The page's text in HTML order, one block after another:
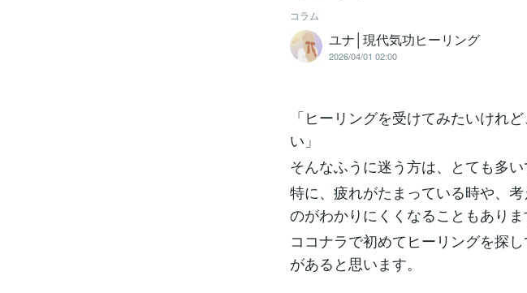
コラム
ユナ│現代気功ヒーリング
2026/04/01 02:00
「ヒーリングを受けてみたいけれ
い」
そんなふうに迷う方は、とても多い
特に、疲れがたまっている時や、
のがわかりにくくなることもありま
ココナラで初めてヒーリングを探
があると思います。